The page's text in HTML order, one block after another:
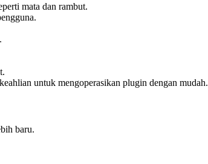
mata dan rambut.
untuk mengoperasikan plugin dengan mudah.
baru.